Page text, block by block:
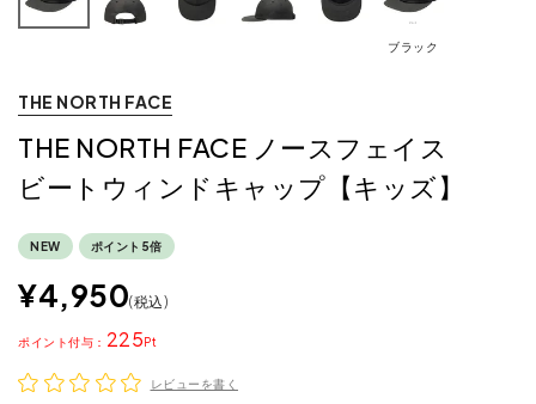
ブラック
THE NORTH FACE
THE NORTH FACE ノースフェイス
ビートウィンドキャップ【キッズ】
NEW ポイント5倍
¥4,950 税込
225
ポイント
レビューを書く